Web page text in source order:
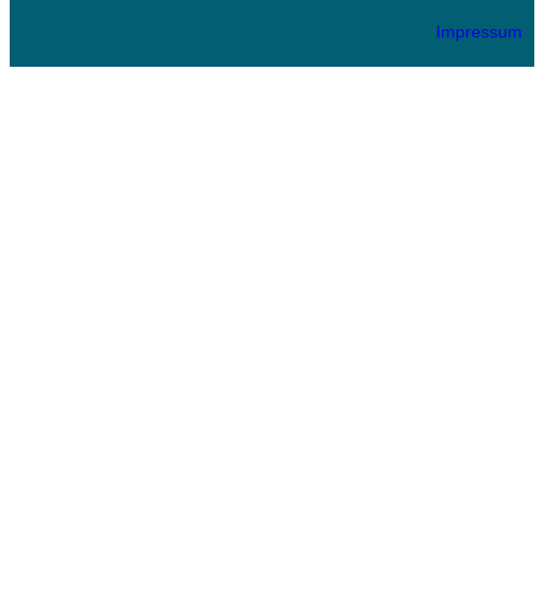
Impressum